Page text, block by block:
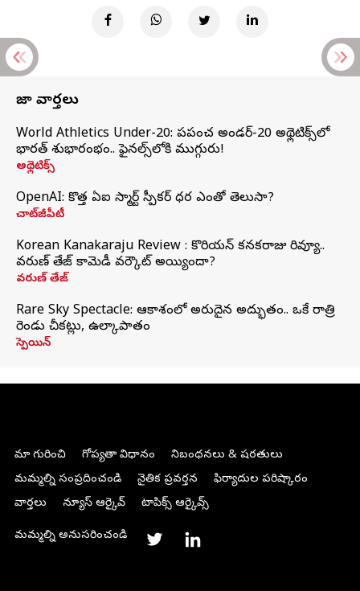
తాజా వార్తలు
World Athletics Under-20: ప్రపంచ అండర్-20 అథ్లెటిక్స్‌లో
భారత్‌ శుభారంభం.. ఫైనల్స్‌లోకి ముగ్గురు!
అథ్లెటిక్స్
OpenAI: కొత్త ఏఐ స్మార్ట్ స్పీకర్ ధర ఎంతో తెలుసా?
చాట్‌జీపీటీ
Korean Kanakaraju Review : కొరియన్ కనకరాజు రివ్యూ..
వరుణ్ తేజ్ కామెడీ వర్కౌట్ అయ్యిందా?
వరుణ్ తేజ్
Rare Sky Spectacle: ఆకాశంలో అరుదైన అద్భుతం.. ఒకే రాత్రి
రెండు చీకట్లు, ఉల్కాపాతం
స్పెయిన్
మా గురించి గోప్యతా విధానం
నిబంధనలు & షరతులు
మమ్మల్ని సంప్రదించండి
నైతిక ప్రవర్తన
ఫిర్యాదుల పరిష్కారం
వార్తలు
న్యూస్ ఆర్కైవ్ టాపిక్స్ ఆర్కైవ్స్
మమ్మల్ని అనుసరించండి